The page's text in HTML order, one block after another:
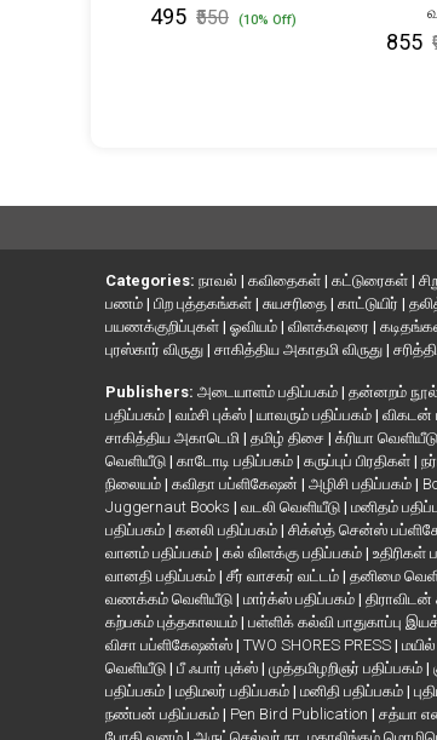
₹495 ₹550 (10% Off)
₹855
Categories: நாவல் | கவிதைகள் | கட்டுரைகள் |
பணம் | பிற புத்தகங்கள் | சுயசரிதை | காட்டுயிர் |
பயணக்குறிப்புகள் | ஓவியம் | விளக்கவுரை |
புரஸ்கார் விருது | சாகித்திய அகாதமி விருது |
Publishers: அடையாளம் பதிப்பகம் | தன்னறம்
பதிப்பகம் | வம்சி புக்ஸ் | யாவரும் பதிப்பகம் | விகடன்
சாகித்திய அகாடெமி | தமிழ் திசை | க்ரியா வெளியீடு
வெளியீடு | காடோடி பதிப்பகம் | கருப்புப் பிரதிகள் |
நிலையம் | கவிதா பப்ளிகேஷன் | அழிசி பதிப்பகம் |
Juggernaut Books | வடலி வெளியீடு | மனிதம்
பதிப்பகம் | கனலி பதிப்பகம் | சிக்ஸ்த் சென்ஸ்
வானம் பதிப்பகம் | கல் விளக்கு பதிப்பகம் | உதிரிகள்
வானதி பதிப்பகம் | சீர் வாசகர் வட்டம் | தனிமை
வணக்கம் வெளியீடு | மார்க்ஸ் பதிப்பகம் |
கற்பகம் புத்தகாலயம் | பள்ளிக் கல்வி பாதுகாப்பு
விசா பப்ளிகேஷன்ஸ் | TWO SHORES PRESS |
வெளியீடு | பீ ஃபார் புக்ஸ் | முத்தமிழறிஞர் பதிப்பகம் |
பதிப்பகம் | மதிமலர் பதிப்பகம் | மனிதி பதிப்பகம் |
நண்பன் பதிப்பகம் | Pen Bird Publication | சத்யா